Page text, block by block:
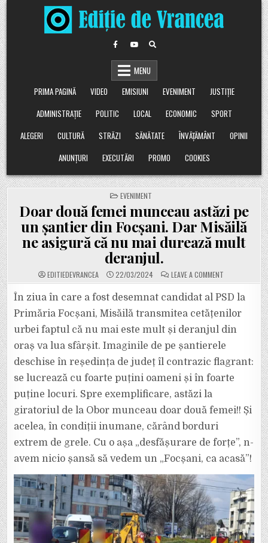
Skip
to
content
MENU
PRIMA PAGINĂ
VIDEO EMISIUNI EVENIMENT
JUSTIȚIE
ADMINISTRAȚIE
POLITIC LOCAL ECONOMIC
SPORT
ALEGERI
CULTURĂ STRĂZI SĂNĂTATE ÎNVĂȚĂMÂNT
OPINII
ANUNȚURI
EXECUTĂRI PROMO COOKIES
POSTED
IN
EVENIMENT
Doar două femei munceau astăzi pe
un șantier din Focșani. Dar Misăilă
ne asigură că nu mai durează mult
deranjul.
EDITIEDEVRANCEA 22/03/2024 LEAVE A COMMENT
DOAR
FEMEI
MUNCEAU
ASTĂZI
PE
UN
ȘANTIER
FOCȘANI.
MISĂILĂ
NE
ASIGURĂ
CĂ
MULT
DERANJUL.
În ziua în care a fost desemnat candidat al PSD la
Primăria Focșani, Misăilă transmitea cetățenilor
urbei faptul că nu mai este mult și deranjul din
oraș va lua sfârșit. Imaginile de pe șantierele
deschise în reședința de județ îl contrazic flagrant:
se lucrează cu foarte puțini oameni și în foarte
puține locuri. Spre exemplificare, astăzi la
giratoriul de la Obor munceau doar două femei!! Și
acelea, în condiții inumane, cărând borduri
extrem de grele. Cu o așa „desfășurare de forțe”, n-
avem nicio șansă să vedem un „Focșani, ca acasă”!